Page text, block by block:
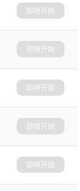
即将开始
即将开始
即将开始
即将开始
即将开始